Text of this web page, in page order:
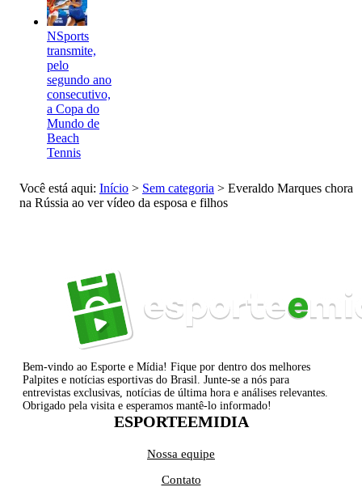
NSports
transmite,
pelo
segundo ano
consecutivo,
a Copa do
Mundo de
Beach
Tennis
Você está aqui: Início > Sem categoria > Everaldo Marques chora
na Rússia ao ver vídeo da esposa e filhos
Bem-vindo ao Esporte e Mídia! Fique por dentro dos melhores
Palpites e notícias esportivas do Brasil. Junte-se a nós para
entrevistas exclusivas, notícias de última hora e análises relevantes.
Obrigado pela visita e esperamos mantê-lo informado!
ESPORTEEMIDIA
Nossa equipe
Contato